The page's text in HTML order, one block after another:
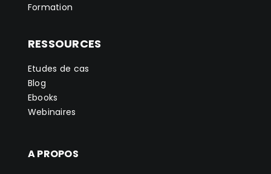
Formation
RESSOURCES
Etudes de cas
Blog
Ebooks
Webinaires
A PROPOS